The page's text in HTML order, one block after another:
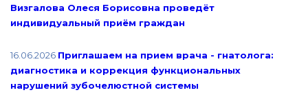
Визгалова Олеся Борисовна проведёт
индивидуальный приём граждан
16.06.2026 Приглашаем на прием врача - гнатолога:
диагностика и коррекция функциональных
нарушений зубочелюстной системы